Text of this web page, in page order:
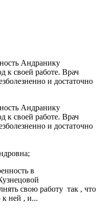
Андранику
к своей работе. Врач
и достаточно
Андранику
к своей работе. Врач
и достаточно
в
свою работу так , что
к ней , и...